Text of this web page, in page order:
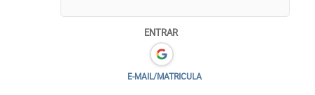
ENTRAR
E-MAIL/MATRICULA